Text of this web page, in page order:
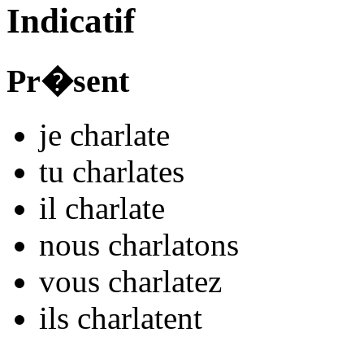
Indicatif
Pr�sent
je charlate
tu charlates
il charlate
nous charlatons
vous charlatez
ils charlatent